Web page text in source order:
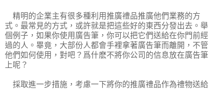
精明的企業主有很多種利用推廣禮品推廣他們業務的方
式。最常見的方式，或許就是把這些好的東西分發出去。舉
個例子，如果你使用廣告筆，你可以把它們送給在你門前經
過的人。畢竟，大部份人都會手裡拿著廣告筆而離開，不管
他們如何使用，對吧？爲什麽不將你公司的信息放在廣告筆
上呢？
採取進一步措施，考慮一下將你的推廣禮品作為禮物送給